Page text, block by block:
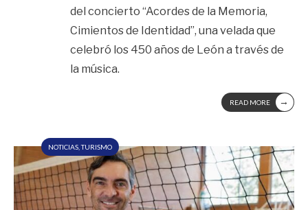
del concierto “Acordes de la Memoria,
Cimientos de Identidad”, una velada que
celebró los 450 años de León a través de
la música.
READ MORE →
NOTICIAS,TURISMO